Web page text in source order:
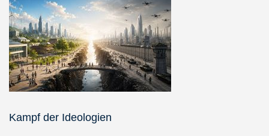
Kampf der Ideologien